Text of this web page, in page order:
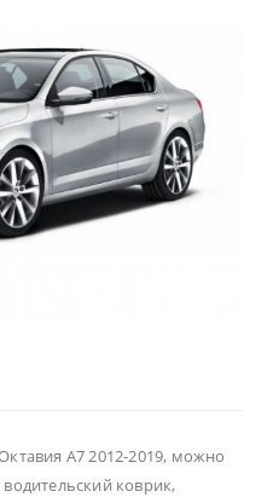
А7 2012-2019, можно
коврик,